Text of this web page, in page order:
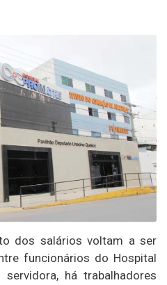
dos salários voltam a ser
funcionários do Hospital
há trabalhadores